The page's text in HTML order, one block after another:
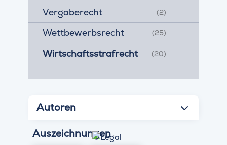
Vergaberecht (2)
Wettbewerbsrecht (25)
Wirtschaftsstrafrecht (20)
Autoren
Auszeichnungen